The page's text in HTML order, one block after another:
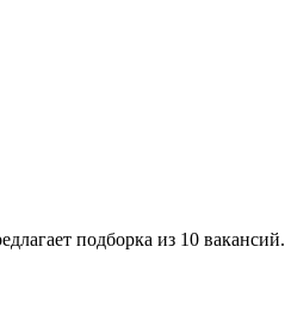
подборка из 10 вакансий.